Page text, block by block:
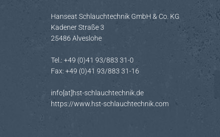
Hanseat Schlauchtechnik GmbH & Co. KG
Kadener Straße 3
25486 Alveslohe
Tel.: +49 (0)41 93/883 31-0
Fax: +49 (0)41 93/883 31-16
info[at]hst-schlauchtechnik.de
https://www.hst-schlauchtechnik.com